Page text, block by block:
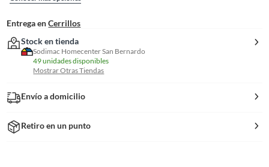
Entrega en Cerrillos
Stock en tienda
Sodimac Homecenter San Bernardo
49 unidades disponibles
Mostrar Otras Tiendas
Envío a domicilio
Retiro en un punto